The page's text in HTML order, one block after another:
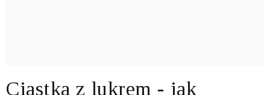
Ciastka z lukrem - jak